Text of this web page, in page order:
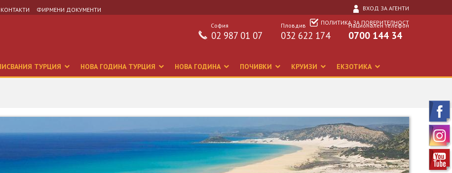
КОНТАКТИ ФИРМЕНИ ДОКУМЕНТИ
ВХОД ЗА АГЕНТИ
ПОЛИТИКА ЗА ПОВЕРИТЕЛНОСТ
Национален телефон
0700 144 34
Пловдив
032 622 174
София
02 987 01 07
ТУРЦИЯ НОВА ГОДИНА ТУРЦИЯ НОВА ГОДИНА ПОЧИВКИ КРУИЗИ ЕКЗОТИКА